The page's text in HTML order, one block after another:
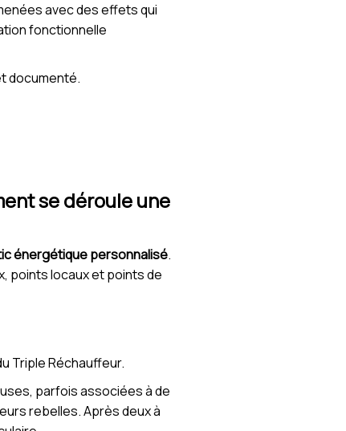
avec des effets qui
fonctionnelle
documenté.
se déroule une
énergétique personnalisé.
points locaux et points de
Triple Réchauffeur.
parfois associées à de
rebelles. Après deux à